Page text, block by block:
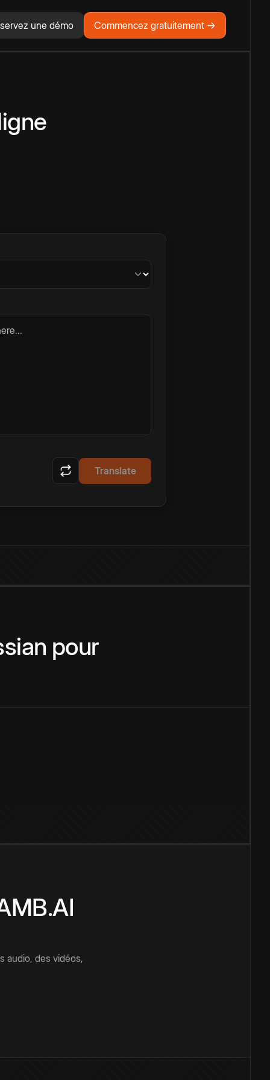
une démo Commencez gratuitement →
Translate
pour
audio, des vidéos,